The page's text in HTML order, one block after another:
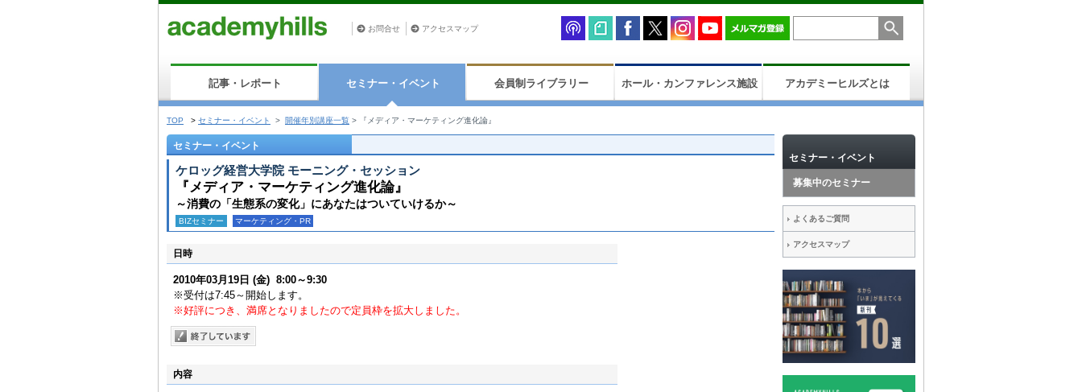
お問合せ アクセスマップ
記事・レポート セミナー・イベント 会員制ライブラリー ホール・カンファレンス施設 アカデミーヒルズとは
TOP > セミナー・イベント > 開催年別講座一覧 > 『メディア・マーケティング進化論』
セミナー・イベント
ケロッグ経営大学院 モーニング・セッション
『メディア・マーケティング進化論』
～消費の「生態系の変化」にあなたはついていけるか～
BIZセミナー マーケティング・PR
日時
2010年03月19日 (金) 8:00～9:30
※受付は7:45～開始します。
※好評につき、満席となりましたので定員枠を拡大しました。
内容
セミナー・イベント
募集中のセミナー
よくあるご質問
アクセスマップ